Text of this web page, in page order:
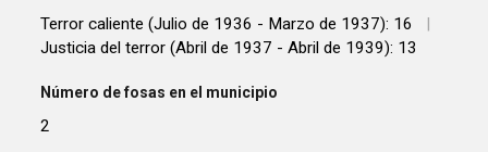
Terror caliente (Julio de 1936 - Marzo de 1937): 16
|
Justicia del terror (Abril de 1937 - Abril de 1939): 13
Número de fosas en el municipio
2